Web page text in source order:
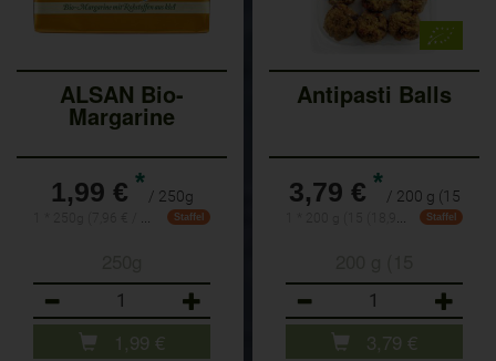
ALSAN Bio-
Margarine
1,99 € * / 250g
Staffel
1,99 €
Antipasti Balls
3,79 € * / 200 g (15
Staffel
3,79 €